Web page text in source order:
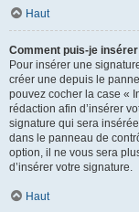
Haut
Comment puis-je
Pour insérer une
créer une depuis le
pouvez cocher la case «
rédaction afin d’insérer
signature qui sera
dans le panneau de
option, il ne vous sera
d’insérer votre signature.
Haut